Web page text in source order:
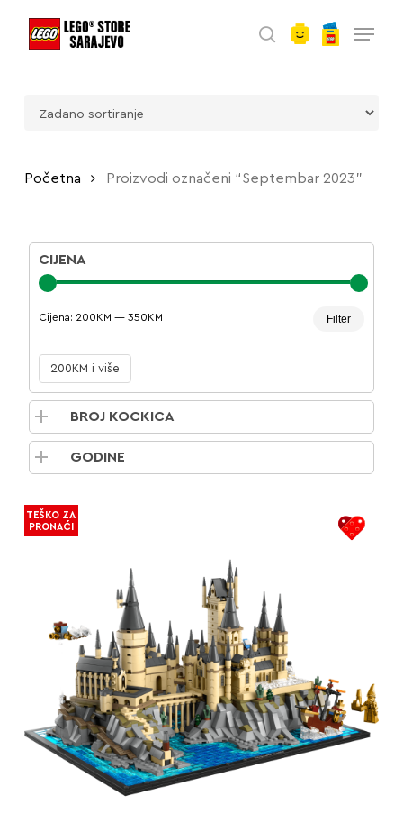
search
Početna Proizvodi označeni “Septembar 2023”
CIJENA
cijena
cijena
Filter
Cijena: 200KM — 350KM
200KM i više
BROJ KOCKICA
GODINE
TEŠKO ZA
PRONAĆI